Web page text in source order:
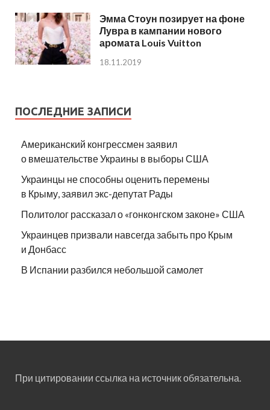
Эмма Стоун позирует на фоне
Лувра в кампании нового
аромата Louis Vuitton
18.11.2019
ПОСЛЕДНИЕ ЗАПИСИ
Американский конгрессмен заявил
о вмешательстве Украины в выборы США
Украинцы не способны оценить перемены
в Крыму, заявил экс-депутат Рады
Политолог рассказал о «гонконгском законе» США
Украинцев призвали навсегда забыть про Крым
и Донбасс
В Испании разбился небольшой самолет
При цитировании ссылка на источник обязательна.